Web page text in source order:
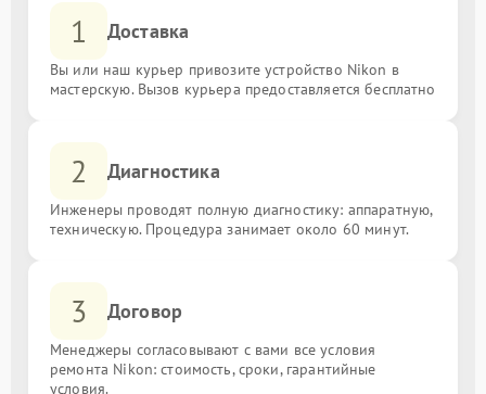
1 Доставка
Вы или наш курьер привозите устройство Nikon в
мастерскую. Вызов курьера предоставляется бесплатно
2 Диагностика
Инженеры проводят полную диагностику: аппаратную,
техническую. Процедура занимает около 60 минут.
3 Договор
Менеджеры согласовывают с вами все условия
ремонта Nikon: стоимость, сроки, гарантийные
условия.